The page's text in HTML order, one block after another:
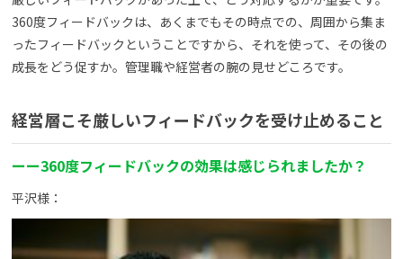
360度フィードバックは、あくまでもその時点での、周囲から集ま
ったフィードバックということですから、それを使って、その後の
成長をどう促すか。管理職や経営者の腕の見せどころです。
経営層こそ厳しいフィードバックを受け止めること
ーー360度フィードバックの効果は感じられましたか？
平沢様：